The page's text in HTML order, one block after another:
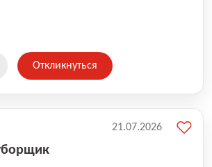
Откликнуться
21.07.2026